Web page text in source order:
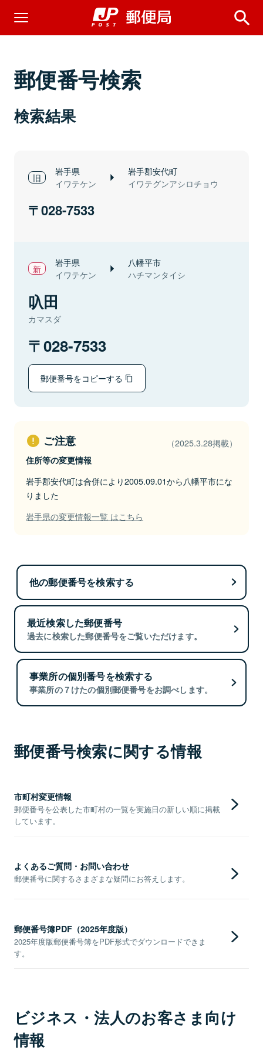
郵便番号検索
検索結果
岩手県
イワテケン
岩手郡安代町
イワテグンアシロチョウ
028-7533
岩手県
イワテケン
八幡平市
ハチマンタイシ
叺田
カマスダ
028-7533
郵便番号をコピーする
ご注意 （2025.3.28掲載）
住所等の変更情報
岩手郡安代町は合併により2005.09.01から八幡平市にな
りました
岩手県の変更情報一覧 はこちら
他の郵便番号を検索する
最近検索した郵便番号
過去に検索した郵便番号をご覧いただけます。
事業所の個別番号を検索する
事業所の７けたの個別郵便番号をお調べします。
郵便番号検索に関する情報
市町村変更情報
郵便番号を公表した市町村の一覧を実施日の新しい順に掲載
しています。
よくあるご質問・お問い合わせ
郵便番号に関するさまざまな疑問にお答えします。
郵便番号簿PDF（2025年度版）
2025年度版郵便番号簿をPDF形式でダウンロードできま
す。
ビジネス・法人のお客さま向け
情報